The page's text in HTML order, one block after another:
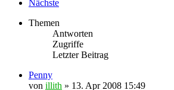
Nächste
Themen
Antworten
Zugriffe
Letzter Beitrag
Penny
von illith » 13. Apr 2008 15:49